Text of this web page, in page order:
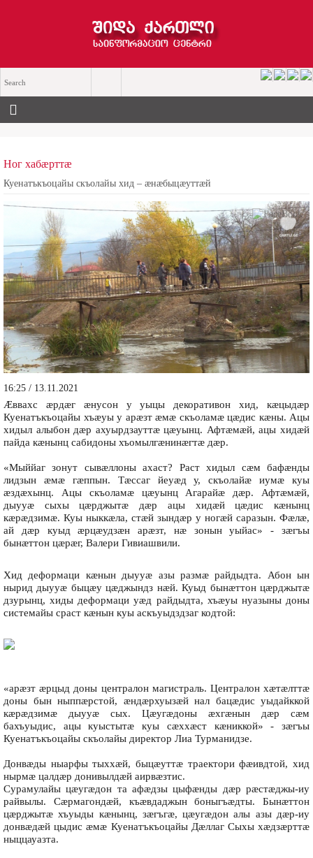
Ног хабæрттæ
Куенатъкъоцайы скъолайы хид – æнæбыцæуттæй
16:25 / 13.11.2021
Æввахс æрдæг æнусон у уыцы декоративон хид, кæцыдæр
Куенатъкъоцайы хъæуы у арæзт æмæ скъоламæ цæдис кæны. Ацы
хидыл алыбон дæр ахуырдзауттæ цæуынц. Афтæмæй, ацы хидæй
пайда кæнынц сабидоны хъомылгæнинæгтæ дæр.
«Мыййаг зонут сывæллоны ахаст? Раст хидыл сæм бафæнды
лидзын æмæ гæппын. Тæссаг йеуæд у, скъолайæ иумæ куы
æздæхынц. Ацы скъоламæ цæуынц Агарайæ дæр. Афтæмæй,
дыууæ сыхы цæрджытæ дæр ацы хидæй цæдис кæнынц
кæрæдзимæ. Куы ныккæла, стæй зындæр у ногæй саразын. Фæлæ,
ай дæр куыд æрцæудзæн арæзт, нæ зонын уыйас» - зæгъы
бынæттон цæрæг, Валери Гивиашвили.
Хид деформаци кæнын дыууæ азы размæ райдыдта. Абон ын
нырид дыууæ быцæу цæджындз нæй. Куыд бынæттон цæрджытæ
дзурынц, хиды деформаци уæд райдыдта, хъæуы нуазыны доны
системайы сраст кæнын куы аскъуыдздзаг кодтой:
«арæзт æрцыд доны централон магистраль. Централон хæтæлттæ
доны бын ныппæрстой, æндæрхуызæй нал бацæдис уыдайккой
кæрæдзимæ дыууæ сых. Цæугæдоны æхгæнын дæр сæм
бахъуыдис, ацы куыстытæ куы сæххæст кæниккой» - зæгъы
Куенатъкъоцайы скъолайы директор Лиа Турманидзе.
Донвæды ныарфы тыххæй, быцæуттæ траектори фæивдтой, хид
нырмæ цалдæр донивылдæй аирвæзтис.
Сурамулайы цæугæдон та афæдзы цыфæнды дæр рæстæджы-иу
райвылы. Сæрмагондæй, къæвдаджын боныгъæдты. Бынæттон
цæрджытæ хъуыды кæнынц, зæгъгæ, цæугæдон алы азы дæр-иу
донвæдæй цыдис æмæ Куенатъкъоцайы Дæллаг Сыхы хæдзæрттæ
ныццауазта.